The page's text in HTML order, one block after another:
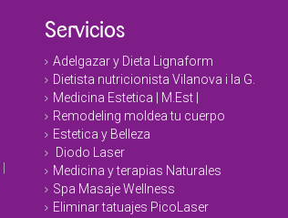
Servicios
Adelgazar y Dieta Lignaform
Dietista nutricionista Vilanova i la G.
Medicina Estetica | M.Est |
Remodeling moldea tu cuerpo
Estetica y Belleza
Diodo Laser
Medicina y terapias Naturales
Spa Masaje Wellness
Eliminar tatuajes PicoLaser